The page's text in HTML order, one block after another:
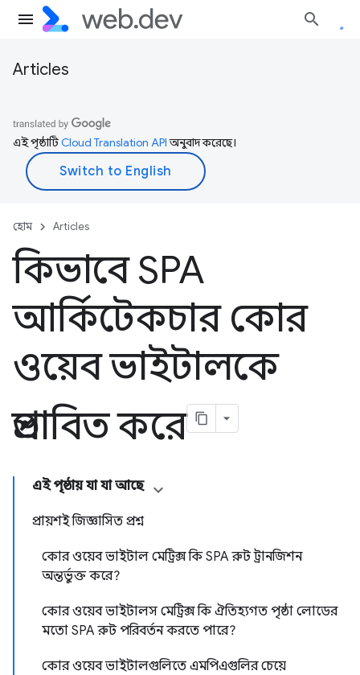
Articles
এই পৃষ্ঠাটিCloud Translation APIঅনুবাদ করেছে।
হোম Articles
কিভাবে SPA
আর্কিটেকচার কোর
ওয়েব ভাইটালকে
প্রভাবিত করে
এই পৃষ্ঠায় যা যা আছে
প্রায়শই জিজ্ঞাসিত প্রশ্ন
কোর ওয়েব ভাইটাল মেট্রিক্স কি SPA রুট ট্রানজিশন
অন্তর্ভুক্ত করে?
কোর ওয়েব ভাইটালস মেট্রিক্স কি ঐতিহ্যগত পৃষ্ঠা লোডের
মতো SPA রুট পরিবর্তন করতে পারে?
কোর ওয়েব ভাইটালগুলিতে এমপিএগুলির চেয়ে